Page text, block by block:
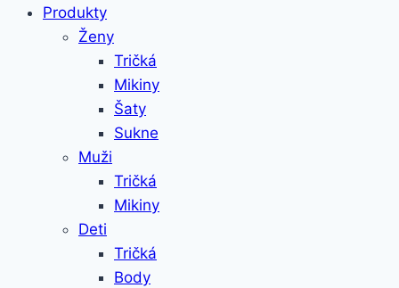
Produkty
Ženy
Tričká
Mikiny
Šaty
Sukne
Muži
Tričká
Mikiny
Deti
Tričká
Body